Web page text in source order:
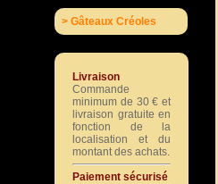
> Gâteaux Créoles
Livraison
Commande
minimum de 30 € et
livraison gratuite en
fonction de la
localisation et du
montant des achats.
Paiement sécurisé